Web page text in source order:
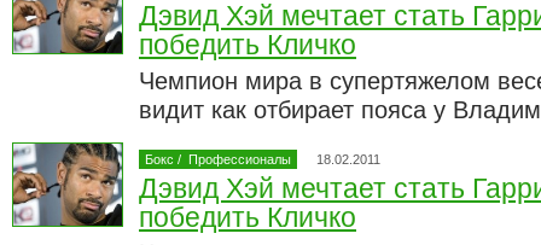
Дэвид Хэй мечтает стать
победить Кличко
Чемпион мира в супертяжелом
видит как отбирает пояса у
Бокс / Профессионалы 18.02.2011
Дэвид Хэй мечтает стать
победить Кличко